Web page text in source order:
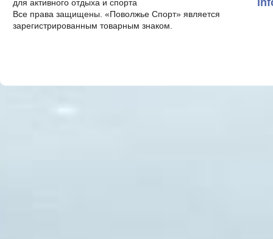
для активного отдыха и спорта
Все права защищены. «Поволжье Спорт» является
зарегистрированным товарным знаком.